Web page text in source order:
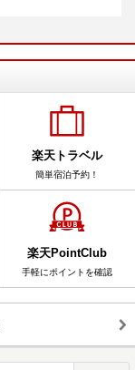
楽天トラベル
簡単宿泊予約！
楽天PointClub
手軽にポイントを確認